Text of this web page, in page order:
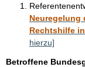
Neuregelung
Rechtshilfe
hierzu]
Betroffene